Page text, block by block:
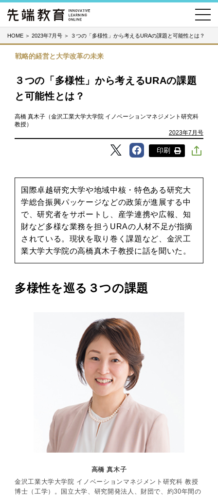
HOME ＞ 2023年7月号 ＞ ３つの「多様性」から考えるURAの課題と可能性とは？
戦略的経営と大学改革の未来
３つの「多様性」から考えるURAの課題
と可能性とは？
高橋 真木子（金沢工業大学大学院 イノベーションマネジメント研究科
教授）
2023年7月号
印刷
国際卓越研究大学や地域中核・特色ある研究大
学総合振興パッケージなどの政策が進展する中
で、研究者をサポートし、産学連携や広報、知
財など多様な業務を担うURAの人材不足が指摘
されている。現状を取り巻く課題など、金沢工
業大学大学院の高橋真木子教授に話を聞いた。
多様性を巡る３つの課題
高橋 真木子
金沢工業大学大学院 イノベーションマネジメント研究科 教授
博士（工学）。国立大学、研究開発法人、財団で、約30年間の